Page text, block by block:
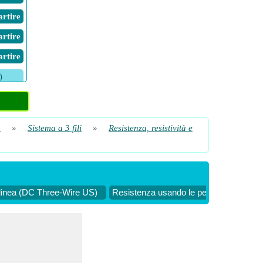
» Sistema a 3 fili »
Resistenza, resistività e
(DC Three-Wire US) Resistenza usando le perdite di linea